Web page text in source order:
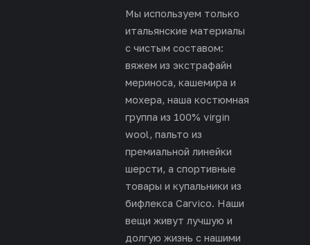
Мы используем только
итальянские материалы
с чистым составом:
вяжем из экстрафайн
мериноса, кашемира и
мохера, наша костюмная
группа из 100% virgin
wool, пальто из
премиальной линейки
шерсти, а спортивные
товары и купальники из
бифлекса Carvico. Наши
вещи живут лучшую и
долгую жизнь с нашими